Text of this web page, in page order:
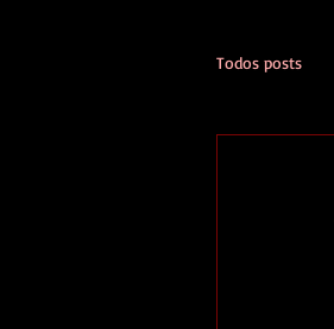
Todos posts